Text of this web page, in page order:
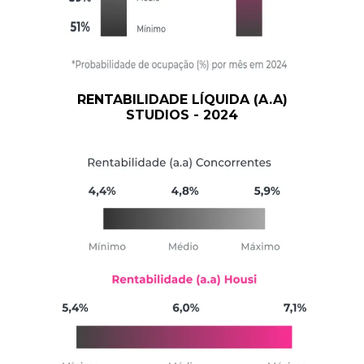
RENTABILIDADE LÍQUIDA (A.A)
STUDIOS - 2024
CALCULADORA
DE
RENTABILIDADE